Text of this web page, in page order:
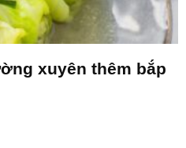
xuyên thêm bắp